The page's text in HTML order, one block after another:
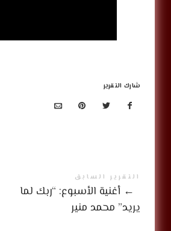
شارك التقرير
التقرير السابق
← أغنية الأسبوع: “ربك لما
يريد” محمد منير